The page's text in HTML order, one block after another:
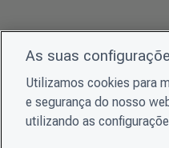
As suas
Utilizamos cookies para
e segurança do nosso
utilizando as